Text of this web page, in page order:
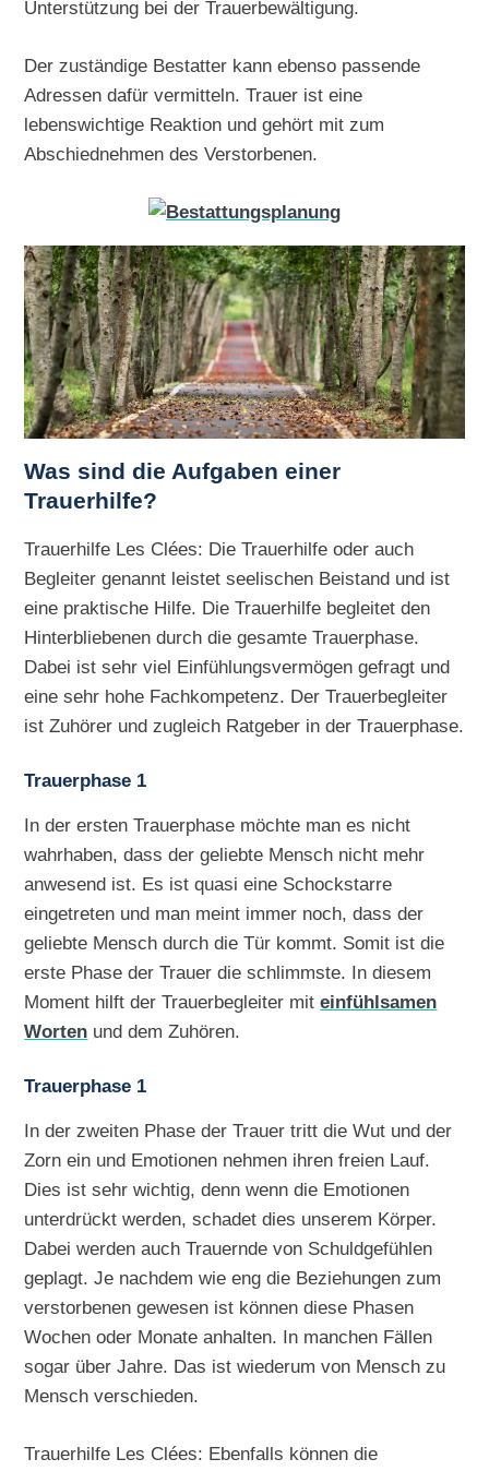
Unterstützung bei der Trauerbewältigung.
Der zuständige Bestatter kann ebenso passende
Adressen dafür vermitteln. Trauer ist eine
lebenswichtige Reaktion und gehört mit zum
Abschiednehmen des Verstorbenen.
Was sind die Aufgaben einer
Trauerhilfe?
Trauerhilfe Les Clées: Die Trauerhilfe oder auch
Begleiter genannt leistet seelischen Beistand und ist
eine praktische Hilfe. Die Trauerhilfe begleitet den
Hinterbliebenen durch die gesamte Trauerphase.
Dabei ist sehr viel Einfühlungsvermögen gefragt und
eine sehr hohe Fachkompetenz. Der Trauerbegleiter
ist Zuhörer und zugleich Ratgeber in der Trauerphase.
Trauerphase 1
In der ersten Trauerphase möchte man es nicht
wahrhaben, dass der geliebte Mensch nicht mehr
anwesend ist. Es ist quasi eine Schockstarre
eingetreten und man meint immer noch, dass der
geliebte Mensch durch die Tür kommt. Somit ist die
erste Phase der Trauer die schlimmste. In diesem
Moment hilft der Trauerbegleiter miteinfühlsamen
Worten und dem Zuhören.
Trauerphase 1
In der zweiten Phase der Trauer tritt die Wut und der
Zorn ein und Emotionen nehmen ihren freien Lauf.
Dies ist sehr wichtig, denn wenn die Emotionen
unterdrückt werden, schadet dies unserem Körper.
Dabei werden auch Trauernde von Schuldgefühlen
geplagt. Je nachdem wie eng die Beziehungen zum
verstorbenen gewesen ist können diese Phasen
Wochen oder Monate anhalten. In manchen Fällen
sogar über Jahre. Das ist wiederum von Mensch zu
Mensch verschieden.
Trauerhilfe Les Clées: Ebenfalls können die